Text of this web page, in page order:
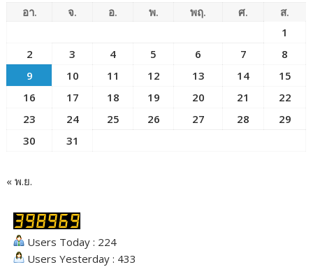
อา. จ. อ. พ. พฤ. ศ.
ส.
1
2
3 4 5 6 7
8
9
10 11 12 13 14
15
16
17 18 19 20 21
22
23
24 25 26 27 28
29
30
31
« พ.ย.
Users Today : 224
Users Yesterday : 433